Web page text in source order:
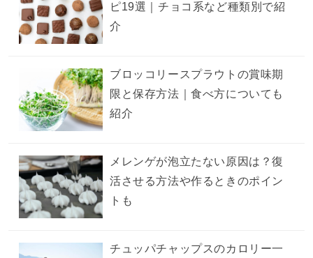
ピ19選｜チョコ系など種類別で紹
介
ブロッコリースプラウトの賞味期
限と保存方法｜食べ方についても
紹介
メレンゲが泡立たない原因は？復
活させる方法や作るときのポイン
トも
チュッパチャップスのカロリー一